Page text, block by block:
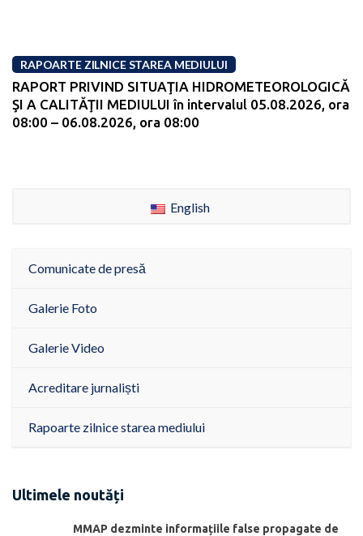
RAPOARTE ZILNICE STAREA MEDIULUI
RAPORT PRIVIND SITUAŢIA HIDROMETEOROLOGICĂ
ŞI A CALITĂŢII MEDIULUI în intervalul 05.08.2026, ora
08:00 – 06.08.2026, ora 08:00
English
Comunicate de presă
Galerie Foto
Galerie Video
Acreditare jurnaliști
Rapoarte zilnice starea mediului
Ultimele noutăți
MMAP dezminte informațiile false propagate de